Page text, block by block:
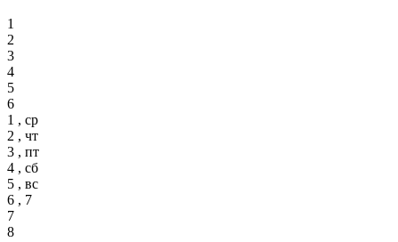
1
2
3
4
5
6
1 , ср
2 , чт
3 , пт
4 , сб
5 , вс
6 , 7
7
8